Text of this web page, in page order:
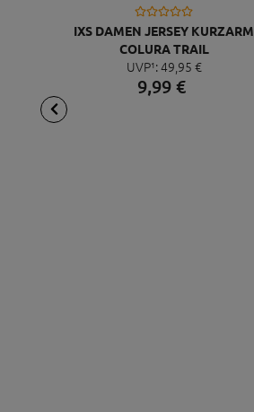
IXS DAMEN JERSEY KURZARM
COLURA TRAIL
UVP¹:49, 95 €
9,99€